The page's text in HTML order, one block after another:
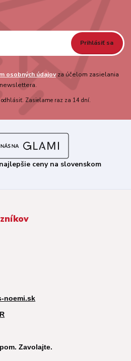
Prihlásiť sa
osobných údajovza účelom zasielania
newslettera.
odhlásiť. Zasielame raz za 14 dní.
noemi.sk
Zavolajte.